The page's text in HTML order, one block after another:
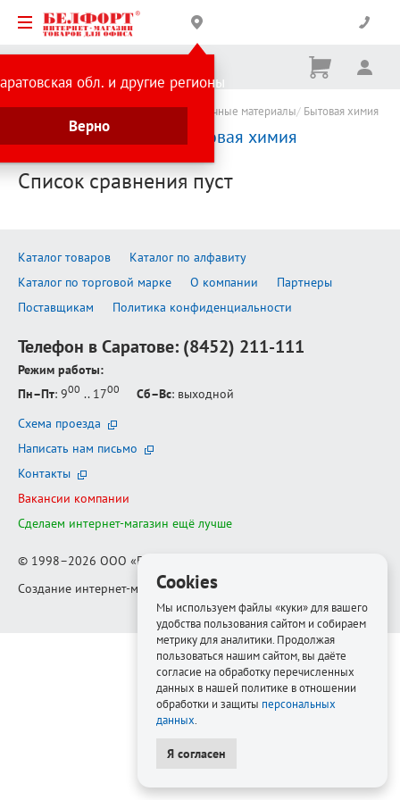
обл. и другие регионы
Верно
Корзина
Ничего
Каталог товаров Хозтовары и упаковочные материалы Бытовая химия
Сравнение товаров: Бытовая химия
Список сравнения пуст
Каталог товаров
Каталог по алфавиту
Каталог по торговой марке
О компании
Партнеры
Поставщикам
Политика конфиденциальности
Телефон в Саратове: (8452) 211-111
Режим работы:
Пн–Пт: 900 .. 1700 Сб–Вс: выходной
Схема проезда
Написать нам письмо
Контакты
Вакансии компании
Сделаем интернет-магазин ещё лучше
© 1998–2026 ООО «Белфорт-РМ»
Создание интернет-магазина—Медиапродукт
Cookies
Мы используем файлы «куки» для вашего
удобства пользования сайтом и собираем
метрику для аналитики. Продолжая
пользоваться нашим сайтом, вы даёте
согласие на обработку перечисленных
данных в нашей политике в отношении
обработки и защиты персональных
данных
Я согласен